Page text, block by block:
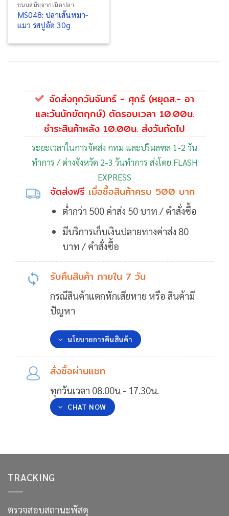
ขนมสุนัขจากเนื้อปลา
MS048: ปลาเส้นหมา-
แมว รสปูอัด 30g
จัดส่งทุกวันจันทร์ - ศุกร์ (หยุดส.- อา
และวันนักขัตฤกษ์) ตัดรอบเวลา 10.00น.
ชำระสินค้าหลัง 10.00น. ส่งวันถัดไป
ระยะเวลาในการจัดส่ง กทม และปริมลฑล 1-2 วัน
ทำการ / ต่างจังหวัด 2-3 วันทำการ ส่งโดย FLASH
EXPRESS
จัดส่งฟรี เมื่อซื้อสินค้าครบ 500 บาท
ต่ำกว่า 500 ค่าส่ง 50 บาท / คำสั่งซื้อ
มีบริการเก็บเงินปลายทางค่าส่ง 80
บาท / คำสั่งซื้อ
รับคืนสินค้า ภายใน 7 วัน
กรณีสินค้าแตกหักเสียหาย หรือ สินค้ามี
ปัญหา
นโยบายการคืนสินค้า
สั่งซื้อผ่านแชท
ทุกวันเวลา 08.00น - 17.30น.
CHAT NOW
TRACKING
ตรวจสอบสถานะพัสดุ